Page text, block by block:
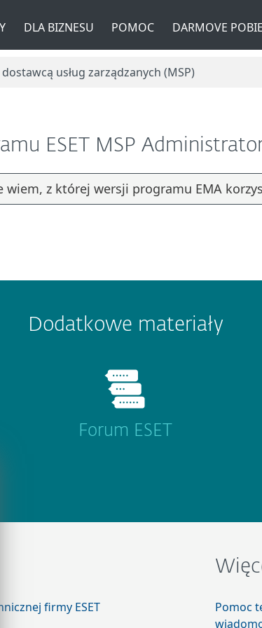
DLA BIZNESU POMOC DARMOVE
dostawcą usług zarządzanych (MSP)
ESET MSP
wiem, z której wersji programu EMA
Dodatkowe materiały
Forum ESET
firmy ESET
Pomoc